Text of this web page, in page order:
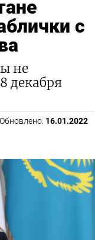
с
не
декабря
Обновлено: 16.01.2022